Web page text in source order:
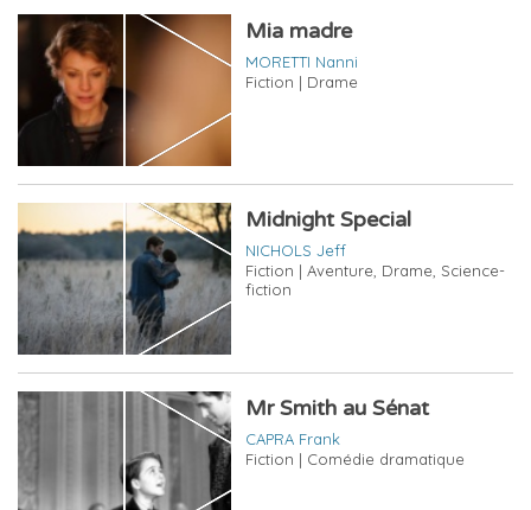
Mia madre
MORETTI Nanni
Fiction | Drame
Midnight Special
NICHOLS Jeff
Fiction | Aventure, Drame, Science-
fiction
Mr Smith au Sénat
CAPRA Frank
Fiction | Comédie dramatique